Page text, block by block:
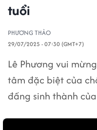
tuổi
PHƯƠNG THẢO
29/07/2025 - 07:30 (GMT+7)
Lê Phương vui
tâm đặc biệt của
đấng sinh thành